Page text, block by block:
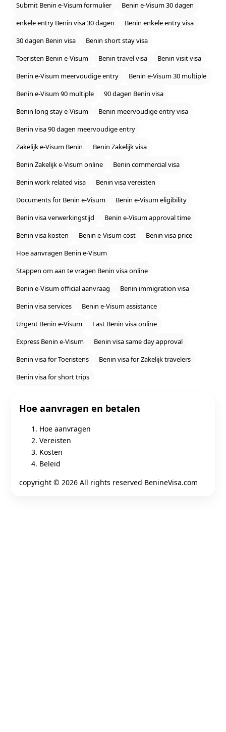
Submit Benin e‑Visum formulier
Benin e‑Visum 30 dagen
enkele entry Benin visa 30 dagen
Benin enkele entry visa
30 dagen Benin visa
Benin short stay visa
Toeristen Benin e‑Visum
Benin travel visa
Benin visit visa
Benin e‑Visum meervoudige entry
Benin e‑Visum 30 multiple
Benin e‑Visum 90 multiple
90 dagen Benin visa
Benin long stay e‑Visum
Benin meervoudige entry visa
Benin visa 90 dagen meervoudige entry
Zakelijk e‑Visum Benin
Benin Zakelijk visa
Benin Zakelijk e‑Visum online
Benin commercial visa
Benin work related visa
Benin visa vereisten
Documents for Benin e‑Visum
Benin e‑Visum eligibility
Benin visa verwerkingstijd
Benin e‑Visum approval time
Benin visa kosten
Benin e‑Visum cost
Benin visa price
Hoe aanvragen Benin e‑Visum
Stappen om aan te vragen Benin visa online
Benin e‑Visum official aanvraag
Benin immigration visa
Benin visa services
Benin e‑Visum assistance
Urgent Benin e‑Visum
Fast Benin visa online
Express Benin e‑Visum
Benin visa same day approval
Benin visa for Toeristens
Benin visa for Zakelijk travelers
Benin visa for short trips
Hoe aanvragen en betalen
Hoe aanvragen
Vereisten
Kosten
Beleid
copyright © 2026 All rights reserved BenineVisa.com